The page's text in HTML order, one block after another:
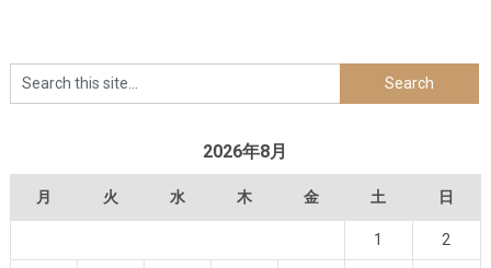
2026年8月
月 火 水 木 金 土 日
1 2